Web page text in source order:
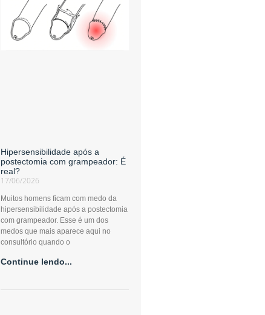
Hipersensibilidade após a
postectomia com grampeador: É
real?
17/06/2026
Muitos homens ficam com medo da
hipersensibilidade após a postectomia
com grampeador. Esse é um dos
medos que mais aparece aqui no
consultório quando o
Continue lendo...